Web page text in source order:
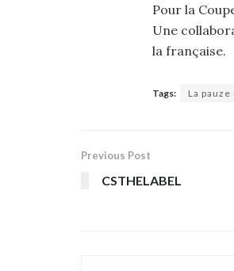
Pour la
Une
la française.
Tags: La pauze
Previous Post
CSTHELABEL